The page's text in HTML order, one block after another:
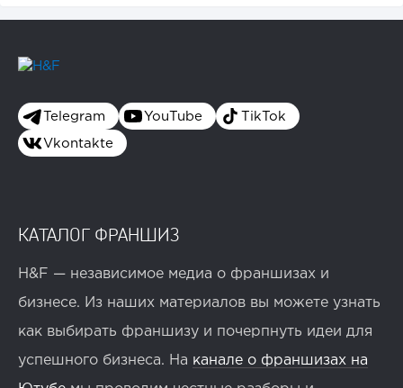
Telegram YouTube TikTok
Vkontakte
КАТАЛОГ ФРАНШИЗ
H&F — независимое медиа о франшизах и
бизнесе. Из наших материалов вы можете узнать
как выбирать франшизу и почерпнуть идеи для
успешного бизнеса. На канале о франшизах на